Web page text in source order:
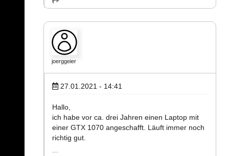
joerggeier
27.01.2021 - 14:41
Hallo,
ich habe vor ca. drei Jahren einen Laptop mit
einer GTX 1070 angeschafft. Läuft immer noch
richtig gut.